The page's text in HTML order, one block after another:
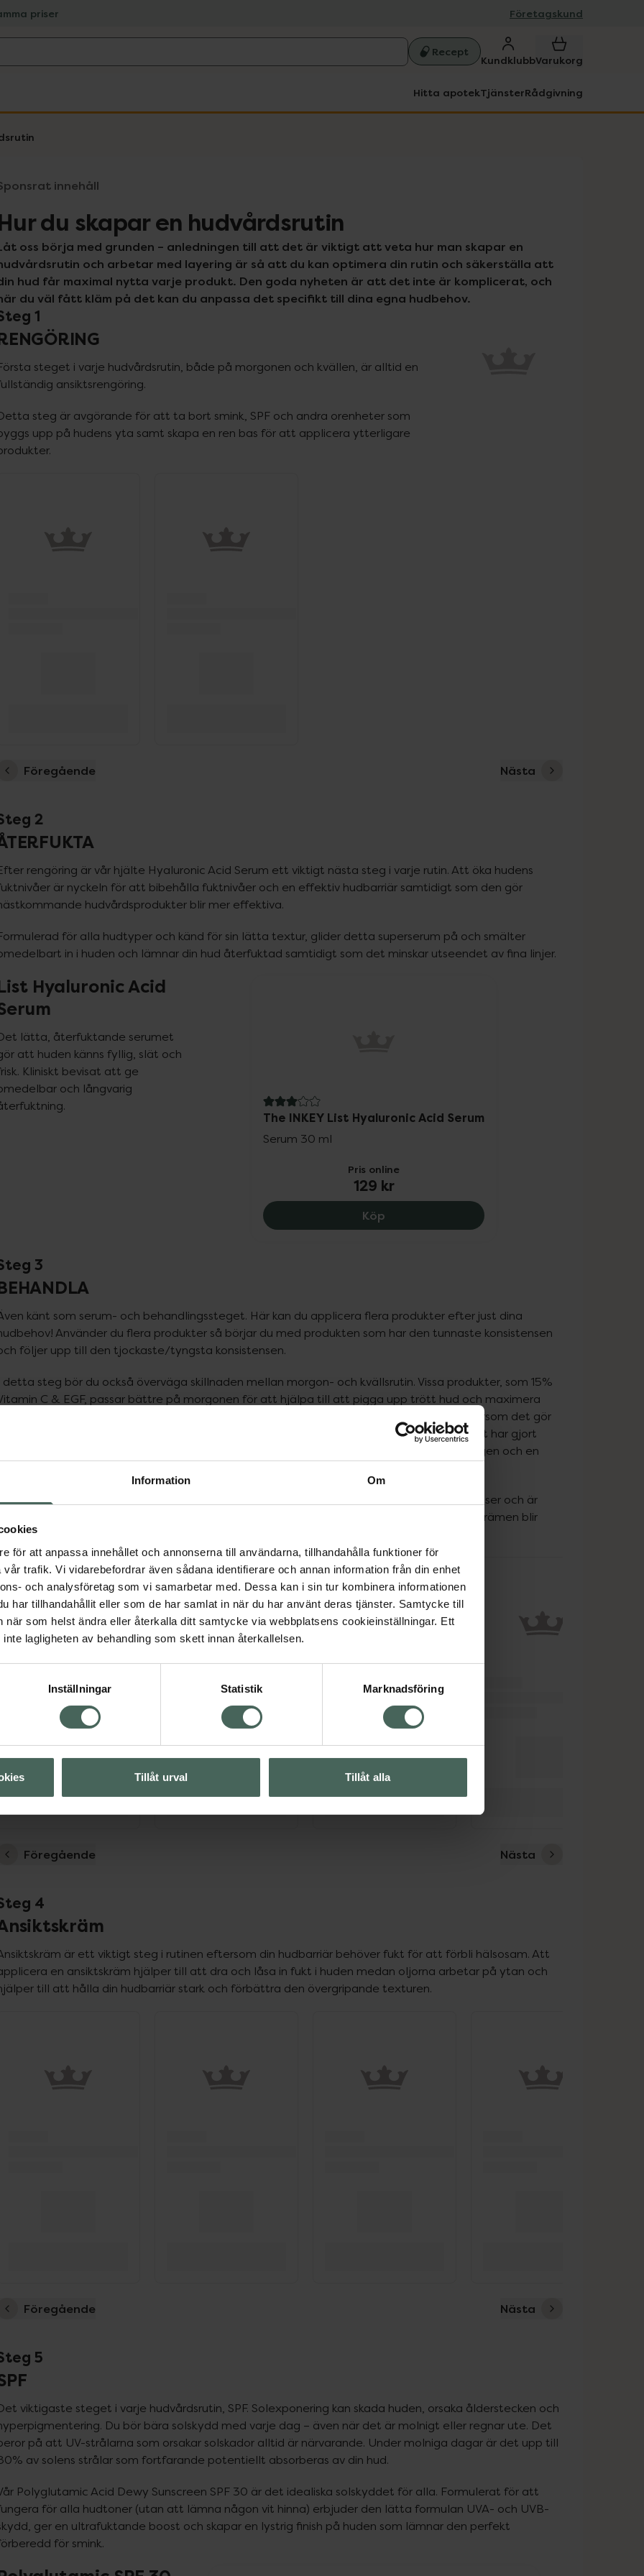
Information Om
för att anpassa innehållet och annonserna till användarna, tillhandahålla funktioner för
trafik. Vi vidarebefordrar även sådana identifierare och annan information från din enhet
och analysföretag som vi samarbetar med. Dessa kan i sin tur kombinera informationen
har tillhandahållit eller som de har samlat in när du har använt deras tjänster. Samtycke till
när som helst ändra eller återkalla ditt samtycke via webbplatsens cookieinställningar. Ett
lagligheten av behandling som skett innan återkallelsen.
Inställningar Statistik Marknadsföring
Tillåt urval Tillåt alla
priser Företagskund
Recept
KundklubbVarukorg
Hitta apotekTjänsterRådgivning
innehåll
du skapar en hudvårdsrutin
oss börja med grunden – anledningen till att det är viktigt att veta hur man skapar en
och arbetar med layering är så att du kan optimera din rutin och säkerställa att
hud får maximal nytta varje produkt. Den goda nyheten är att det inte är komplicerat, och
du väl fått kläm på det kan du anpassa det specifikt till dina egna hudbehov.
1
steget i varje hudvårdsrutin, både på morgonen och kvällen, är alltid en
ansiktsrengöring.
steg är avgörande för att ta bort smink, SPF och andra orenheter som
upp på hudens yta samt skapa en ren bas för att applicera ytterligare
Föregående Nästa
2
rengöring är vår hjälte Hyaluronic Acid Serum ett viktigt nästa steg i varje rutin. Att öka hudens
är nyckeln för att bibehålla fuktnivåer och en effektiv hudbarriär samtidigt som den gör
hudvårdsprodukter blir mer effektiva.
för alla hudtyper och känd för sin lätta textur, glider detta superserum på och smälter
in i huden och lämnar din hud återfuktad samtidigt som det minskar utseendet av fina linjer.
Hyaluronic Acid
lätta, återfuktande serumet
att huden känns fyllig, slät och
Kliniskt bevisat att ge
och långvarig
3 av 5 i omdöme
The INKEY List Hyaluronic Acid Serum
Serum 30 ml
Pris online
129 kr
Köp The INKEY List Hyaluronic Acid Serum, 129 kr.
3
känt som serum- och behandlingssteget. Här kan du applicera flera produkter efter just dina
Använder du flera produkter så börjar du med produkten som har den tunnaste konsistensen
följer upp till den tjockaste/tyngsta konsistensen.
detta steg bör du också överväga skillnaden mellan morgon- och kvällsrutin. Vissa produkter, som 15%
C & EGF, passar bättre på morgonen för att hjälpa till att pigga upp trött hud och maximera
antioxidativa egenskaper. Medan Retinol Serum endast bör användas på kvällen eftersom det gör
hud mer känslig för UV-strålar och solljus minskar produktens effektivitet. The INKEY List har gjort
väldigt lätt – på alla förpackningar är det en sol om produkten ska användas på dagen och en
inte ögonen i detta steg. De flesta ögonkrämer är formulerade med aktiva ingredienser och är
för att rikta sig mot specifika problem. Genom att applicera dem innan ansiktskrämen blir
mer effektiva.
Lista: . Innehåller 5 objekt.
över Lista
Föregående Nästa
4
är ett viktigt steg i rutinen eftersom din hudbarriär behöver fukt för att förbli hälsosam. Att
en ansiktskräm hjälper till att dra och låsa in fukt i huden medan oljorna arbetar på ytan och
till att hålla din hudbarriär stark och förbättra den övergripande texturen.
Föregående Nästa
5
viktigaste steget i varje hudvårdsrutin, SPF. Solexponering kan skada huden, orsaka ålderstecken och
Du bör bära solskydd med varje dag – även när det är molnigt eller regnar ute. Det
på att UV-strålarna som orsakar solskador alltid är närvarande. Under molniga dagar är det upp till
av solens strålar som fortfarande potentiellt absorberas av din hud.
Polyglutamic Acid Dewy Sunscreen SPF 30 är det idealiska solskyddet för alla. Formulerat för att
för alla hudtoner (utan att lämna någon vit hinna) erbjuder den lätta formulan UVA- och UVB-
ger en ultrafuktande boost och skapar en lystrig finish på huden som lämnar den perfekt
för smink.